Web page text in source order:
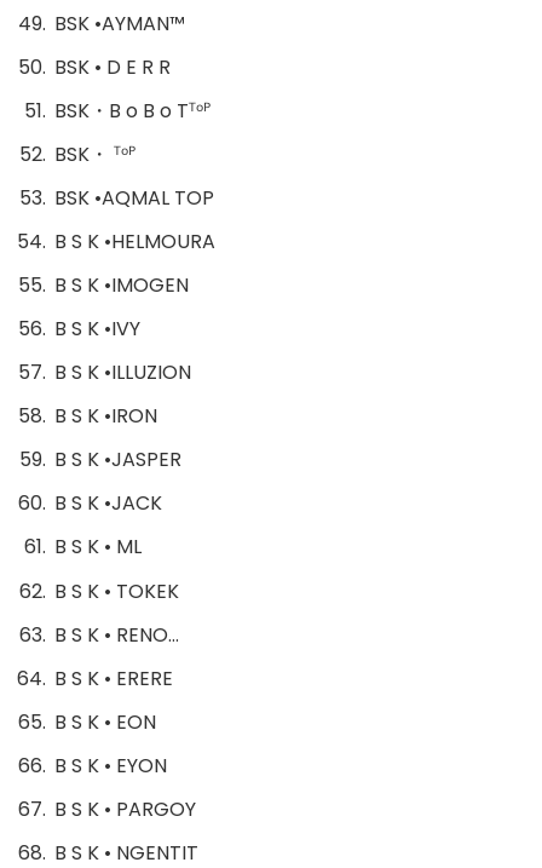
BSK •AYMAN™
BSK • D E R R
BSK・B o B o Tᵀᵒᴾ
BSK・ ᵀᵒᴾ
BSK •AQMAL TOP
B S K •HELMOURA
B S K •IMOGEN
B S K •IVY
B S K •ILLUZION
B S K •IRON
B S K •JASPER
B S K •JACK
B S K • ML
B S K • TOKEK
B S K • RENO…
B S K • ERERE
B S K • EON
B S K • EYON
B S K • PARGOY
B S K • NGENTIT